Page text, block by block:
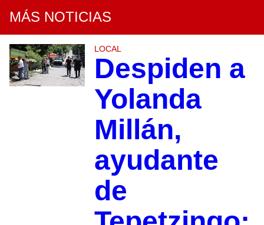
MÁS NOTICIAS
LOCAL
Despiden a
Yolanda
Millán,
ayudante
de